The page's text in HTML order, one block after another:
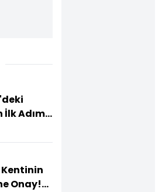
Adımı:
Kentinin
Onay!